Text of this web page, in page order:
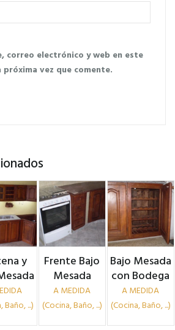
correo electrónico y web en este
vez que comente.
y
Baño, ...)
Frente Bajo
Mesada
A MEDIDA
(Cocina, Baño, ...)
Bajo Mesada
con Bodega
A MEDIDA
(Cocina, Baño, ...)